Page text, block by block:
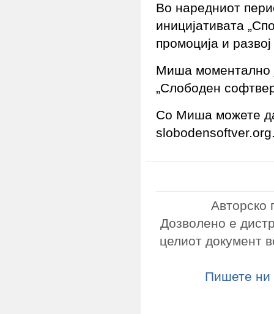
Во наредниот
иницијативата
промоција и
Миша моментално
„Слободен
Со Миша можете
Авторско
Дозволено е
целиот документ
Пишете ни